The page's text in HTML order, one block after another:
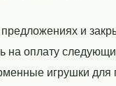
и
на оплату
игрушки